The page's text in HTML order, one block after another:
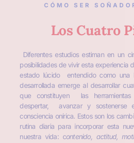
CÓMO SER
Los Cuatro
Diferentes estudios estiman en un
posibilidades de vivir esta experiencia
estado lúcido entendido como una
desarrollada emerge al desarrollar
que constituyen las herramientas
despertar, avanzar y
consciencia onírica. Estos son los
rutina diaria para incorporar esta
nuestra vida: contenido, actitud,